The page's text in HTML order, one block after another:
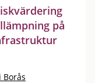
på
Borås